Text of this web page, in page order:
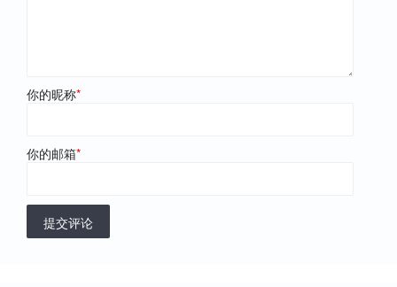
你的昵称*
你的邮箱*
提交评论